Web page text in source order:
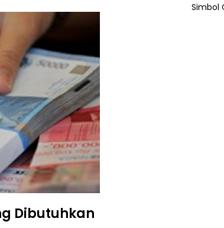
Dibutuhkan
Simbol